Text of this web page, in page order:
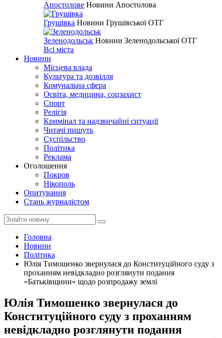
Апостолове Новини Апостолова
Грушівка Новини Грушівської ОТГ
Зеленодольськ Новини Зеленодольської ОТГ
Всі міста
Новини
Місцева влада
Культура та дозвілля
Комунальна сфера
Освіта, медицина, соцзахист
Спорт
Релігія
Кримінал та надзвичайні ситуації
Читачі пишуть
Суспільство
Політика
Реклама
Оголошення
Покров
Нікополь
Опитування
Стань журналістом
Головна
Новини
Політика
Юлія Тимошенко звернулася до Конституційного суду з
проханням невідкладно розглянути подання
«Батьківщини» щодо розпродажу землі
Юлія Тимошенко звернулася до
Конституційного суду з проханням
невідкладно розглянути подання